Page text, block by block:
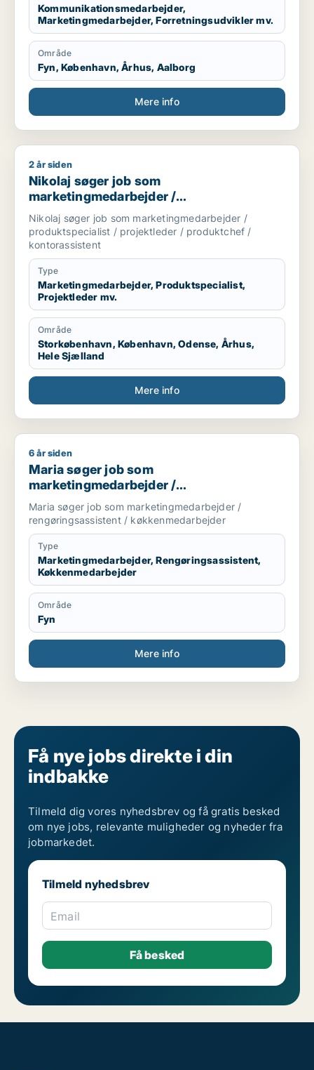
Kommunikationsmedarbejder,
Marketingmedarbejder, Forretningsudvikler mv.
Område
Fyn, København, Århus, Aalborg
Mere info
Nikolaj søger job som marketingmedarbejder /
2 år siden
Nikolaj søger job som
marketingmedarbejder /
produktspecialist / projektleder /
produktchef / kontorassistent
Nikolaj søger job som marketingmedarbejder /
produktspecialist / projektleder / produktchef /
kontorassistent
Type
Marketingmedarbejder, Produktspecialist,
Projektleder mv.
Område
Storkøbenhavn, København, Odense, Århus,
Hele Sjælland
Mere info
Maria søger job som marketingmedarbejder /
6 år siden
Maria søger job som
marketingmedarbejder /
rengøringsassistent /
køkkenmedarbejder
Maria søger job som marketingmedarbejder /
rengøringsassistent / køkkenmedarbejder
Type
Marketingmedarbejder, Rengøringsassistent,
Køkkenmedarbejder
Område
Fyn
Mere info
Få nye jobs direkte i din
indbakke
Tilmeld dig vores nyhedsbrev og få gratis besked
om nye jobs, relevante muligheder og nyheder fra
jobmarkedet.
Tilmeld nyhedsbrev
Email